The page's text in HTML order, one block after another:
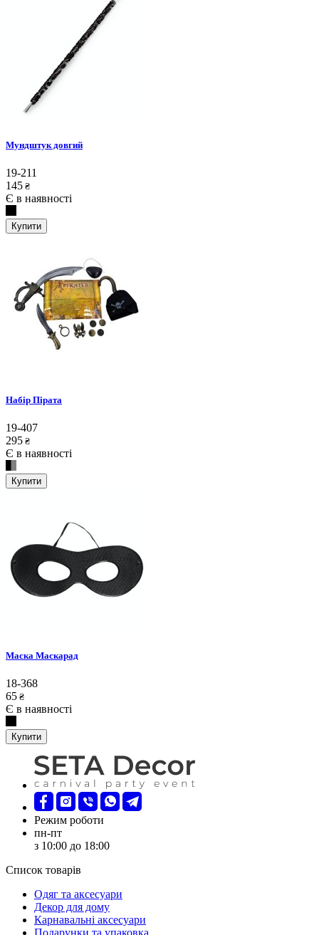
Мундштук довгий
19-211
145 ₴
Є в наявності
Купити
Набір Пірата
19-407
295 ₴
Є в наявності
Купити
Маска Маскарад
18-368
65 ₴
Є в наявності
Купити
Режим роботи
пн-пт
з 10:00 до 18:00
Список товарів
Oдяг та аксесуари
Декор для дому
Карнавальні аксесуари
Подарунки та упаковка